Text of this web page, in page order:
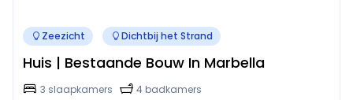
Zeezicht Dichtbij het Strand
Huis | Bestaande Bouw In Marbella
3 slaapkamers
4 badkamers